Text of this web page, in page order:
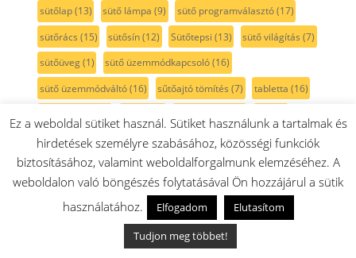
sütőlap(13) sütő lámpa (9) sütő programválasztó(17)
sütőrács (15) sütősín(12) Sütőtepsi (13) sütő világítás (7)
sütőüveg(1) sütő üzemmódkapcsoló(16)
sütő üzemmódváltó(16) sűtőajtó tömítés (7) tabletta (16)
tartozéktáska(2) tartály(82) tartó(16) tassimo (41)
TastyMoments(3) teafőző(1) tejcső(5) tejhabosító(8)
tekercs(2) tekercsfedél teleszkópcső
teljesítmény szabályzó(1)
(35) tepsi fedél(3) tepsitartó
Ez a weboldal sütiket használ. Sütiket használunk a tartalmak és
hirdetések személyre szabásához, közösségi funkciók
biztosításához, valamint weboldalforgalmunk elemzéséhez. A
weboldalon való böngészés folytatásával Ön hozzájárul a sütik
használatához.
Elfogadom
Elutasítom
Tudjon meg többet!